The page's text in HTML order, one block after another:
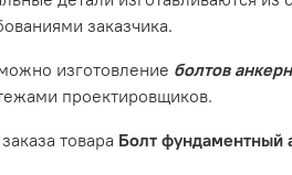
заказчика.
изготовление болтов
проектировщиков.
товара Болт фундаментный